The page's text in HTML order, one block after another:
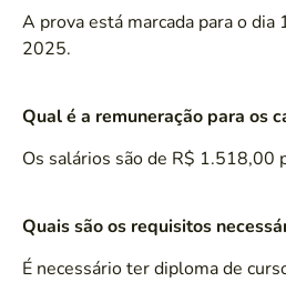
A prova está marcada para o
2025.
Qual é a remuneração para os
Os salários são de R$ 1.518,00
Quais são os requisitos
É necessário ter diploma de